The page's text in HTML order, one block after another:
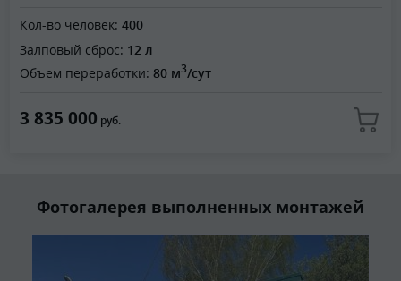
Кол-во человек: 400
Залповый сброс: 12 л
Объем переработки: 80 м3/сут
3 835 000 руб.
Фотогалерея выполненных монтажей